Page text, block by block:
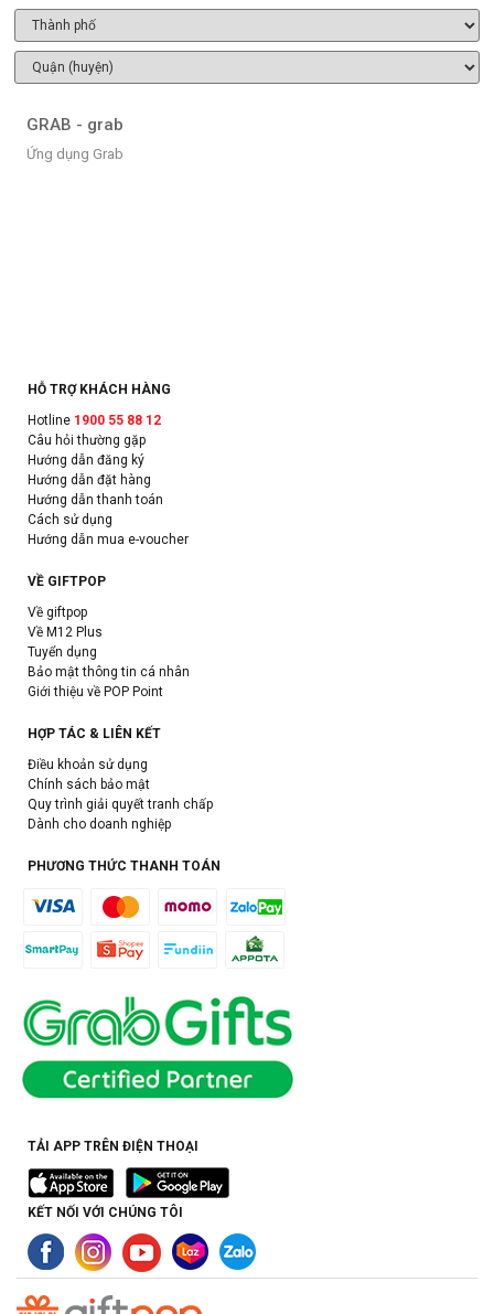
GRAB - grab
Ứng dụng Grab
HỖ TRỢ KHÁCH HÀNG
Hotline 1900 55 88 12
Câu hỏi thường gặp
Hướng dẫn đăng ký
Hướng dẫn đặt hàng
Hướng dẫn thanh toán
Cách sử dụng
Hướng dẫn mua e-voucher
VỀ GIFTPOP
Về giftpop
Về M12 Plus
Tuyển dụng
Bảo mật thông tin cá nhân
Giới thiệu về POP Point
HỢP TÁC & LIÊN KẾT
Điều khoản sử dụng
Chính sách bảo mật
Quy trình giải quyết tranh chấp
Dành cho doanh nghiệp
PHƯƠNG THỨC THANH TOÁN
TẢI APP TRÊN ĐIỆN THOẠI
KẾT NỐI VỚI CHÚNG TÔI